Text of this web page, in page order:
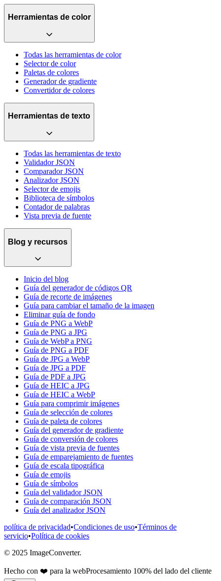
Herramientas de color
Todas las herramientas de color
Selector de color
Paletas de colores
Generador de gradiente
Convertidor de colores
Herramientas de texto
Todas las herramientas de texto
Validador JSON
Comparador JSON
Analizador JSON
Selector de emojis
Biblioteca de símbolos
Contador de palabras
Vista previa de fuente
Blog y recursos
Inicio del blog
Guía del generador de códigos QR
Guía de recorte de imágenes
Guía para cambiar el tamaño de la imagen
Eliminar guía de fondo
Guía de PNG a WebP
Guía de PNG a JPG
Guía de WebP a PNG
Guía de PNG a PDF
Guía de JPG a WebP
Guía de JPG a PDF
Guía de PDF a JPG
Guía de HEIC a JPG
Guía de HEIC a WebP
Guía para comprimir imágenes
Guía de selección de colores
Guía de paleta de colores
Guía del generador de gradiente
Guía de conversión de colores
Guía de vista previa de fuentes
Guía de emparejamiento de fuentes
Guía de escala tipográfica
Guía de emojis
Guía de símbolos
Guía del validador JSON
Guía de comparación JSON
Guía del analizador JSON
política de privacidad•Condiciones de uso•Términos de
servicio•Política de cookies
© 2025 ImageConverter.
Hecho con ❤️ para la webProcesamiento 100% del lado del cliente